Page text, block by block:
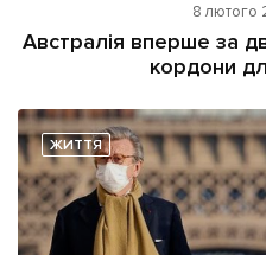
8 лютого
Австралія вперше за
кордони
ЖИТТЯ